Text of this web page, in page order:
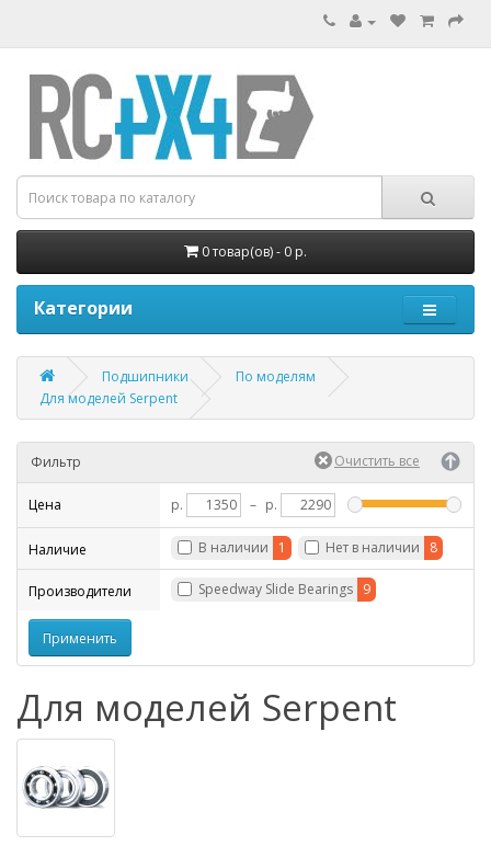
0 товар(ов) - 0 р.
Категории
Подшипники
По моделям
Для моделей Serpent
Фильтр
Цена р. – р.
Наличие В наличии 1 Нет в наличии 8
Производители Speedway Slide Bearings 9
Для моделей Serpent